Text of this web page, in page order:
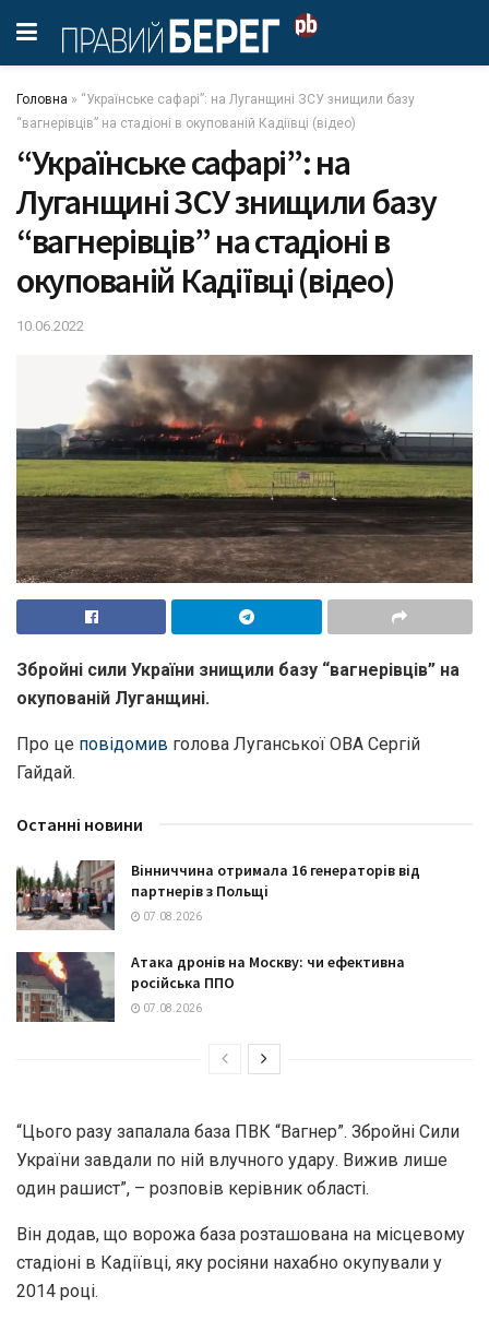
Головна » “Українське сафарі”: на Луганщині ЗСУ знищили базу
“вагнерівців” на стадіоні в окупованій Кадіївці (відео)
“Українське сафарі”: на
Луганщині ЗСУ знищили базу
“вагнерівців” на стадіоні в
окупованій Кадіївці (відео)
10.06.2022
Збройні сили України знищили базу “вагнерівців” на
окупованій Луганщині.
Про це повідомив голова Луганської ОВА Сергій
Гайдай.
Останні новини
Вінниччина отримала 16 генераторів від
партнерів з Польщі
07.08.2026
Атака дронів на Москву: чи ефективна
російська ППО
07.08.2026
“Цього разу запалала база ПВК “Вагнер”. Збройні Сили
України завдали по ній влучного удару. Вижив лише
один рашист”, – розповів керівник області.
Він додав, що ворожа база розташована на місцевому
стадіоні в Кадіївці, яку росіяни нахабно окупували у
2014 році.